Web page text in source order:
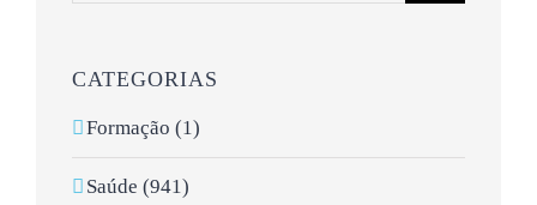
CATEGORIAS
Formação (1)
Saúde (941)